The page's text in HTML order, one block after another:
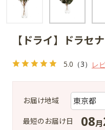
【ドライ】ドラ
お届け地域
最短のお届け日 08月
5.0 （3） レ